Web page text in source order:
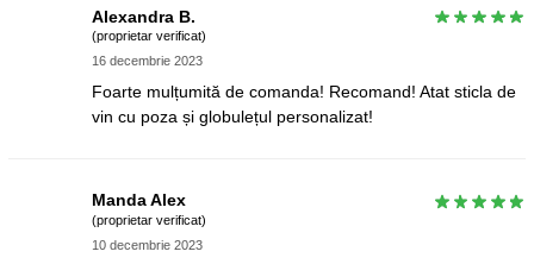
Alexandra B.
(proprietar verificat)
16 decembrie 2023
Foarte mulțumită de comanda! Recomand! Atat sticla de
vin cu poza și globulețul personalizat!
Manda Alex
(proprietar verificat)
10 decembrie 2023